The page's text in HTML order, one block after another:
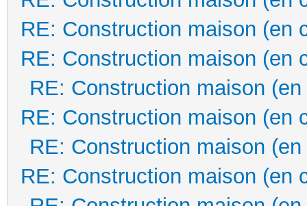
RE: Construction maison (en
RE: Construction maison (en
RE: Construction maison
RE: Construction maison (en
RE: Construction maison
RE: Construction maison (en